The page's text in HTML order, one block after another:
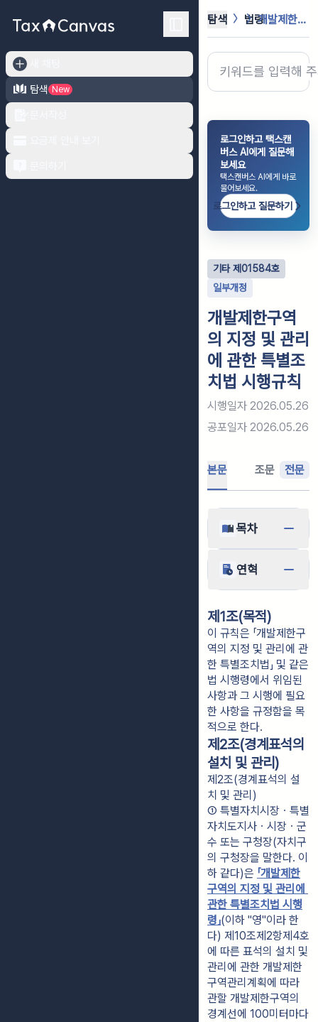
탐색
New
탐색 법령 개발제한구역의 지정 및 관리에 관한 ...
로그인하고 택스캔
버스 AI에게 질문해
보세요
택스캔버스 AI에게 바로
물어보세요.
로그인하고 질문하기
기타제 01584호
일부개정
개발제한구역
의 지정 및 관리
에 관한 특별조
치법 시행규칙
시행일자 2026.05.26
공포일자 2026.05.26
본문 조문 전문
목차
연혁
제1조(목적)
이 규칙은 「개발제한구
역의 지정 및 관리에 관
한 특별조치법」 및 같은
법 시행령에서 위임된
사항과 그 시행에 필요
한 사항을 규정함을 목
적으로 한다.
제2조(경계표석의
설치 및 관리)
제2조(경계표석의 설
치 및 관리)
① 특별자치시장ㆍ특별
자치도지사ㆍ시장ㆍ군
수 또는 구청장(자치구
의 구청장을 말한다. 이
하 같다)은 「개발제한
구역의 지정 및 관리에
관한 특별조치법 시행
령」(이하 "영"이라 한
다) 제10조제2항제4호
에 따른 표석의 설치 및
관리에 관한 개발제한
구역관리계획에 따라
관할 개발제한구역의
경계선에 100미터마다